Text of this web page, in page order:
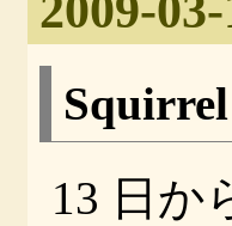
13 日か